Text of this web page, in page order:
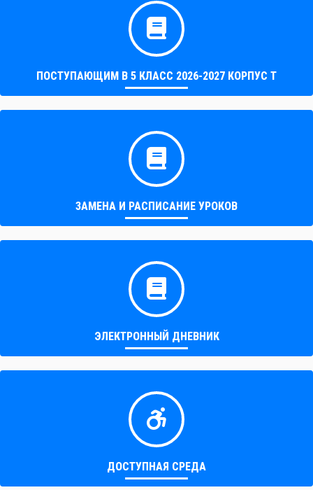
ПОСТУПАЮЩИМ В 5 КЛАСС 2026-2027 КОРПУС Т
ЗАМЕНА И РАСПИСАНИЕ УРОКОВ
ЭЛЕКТРОННЫЙ ДНЕВНИК
ДОСТУПНАЯ СРЕДА